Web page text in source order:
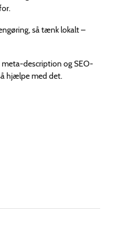
så tænk lokalt –
description og SEO-
hjælpe med det.